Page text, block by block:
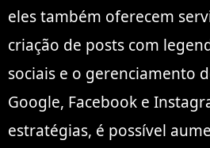
eles também oferecem
criação de posts com
sociais e o gerenciamento
Google, Facebook e
estratégias, é possível